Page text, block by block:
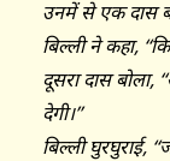
उनमें से एक दास
बिल्ली ने कहा,
दूसरा दास
देगी।’’
बिल्ली घुरघुराई,